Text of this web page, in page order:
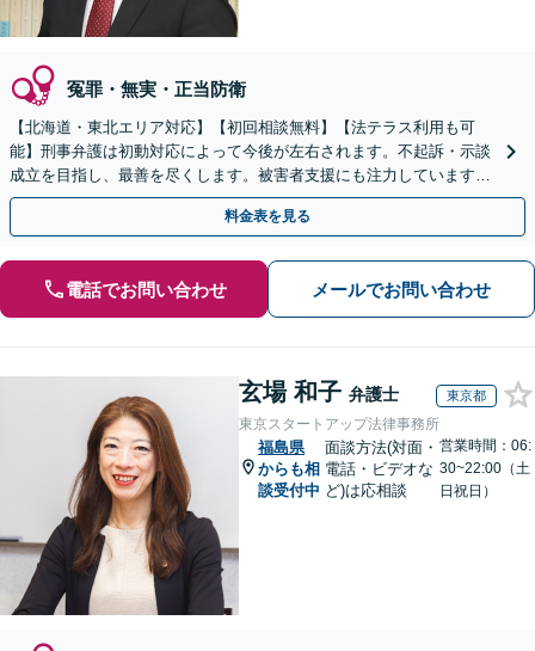
冤罪・無実・正当防衛
【北海道・東北エリア対応】【初回相談無料】【法テラス利用も可
能】刑事弁護は初動対応によって今後が左右されます。不起訴・示談
成立を目指し、最善を尽くします。被害者支援にも注力しています。
【オンライン面談可】【完全個室で相談可】【東室蘭駅1分】
料金表を見る
電話でお問い合わせ メールでお問い合わせ
玄場 和子 弁護士 東京都
東京スタートアップ法律事務所
福島県
からも相
談受付中
面談方法(対面・
電話・ビデオな
ど)は応相談
営業時間：06:
30~22:00（土
日祝日）